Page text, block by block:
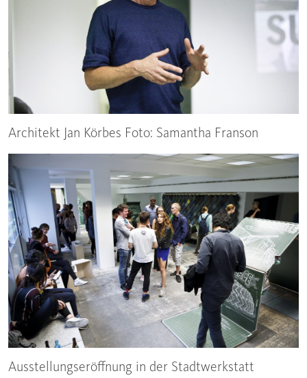
Architekt Jan Körbes Foto: Samantha Franson
Ausstellungseröffnung in der Stadtwerkstatt